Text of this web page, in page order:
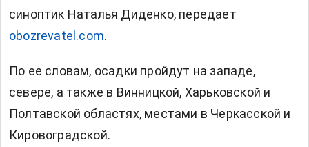
синоптик Наталья Диденко, передает
obozrevatel.com.
По ее словам, осадки пройдут на западе,
севере, а также в Винницкой, Харьковской и
Полтавской областях, местами в Черкасской и
Кировоградской.